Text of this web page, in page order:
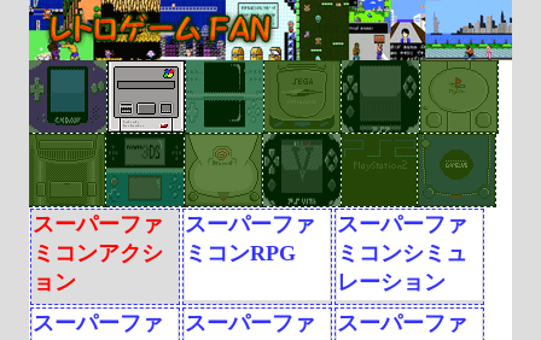
スーパーファ
ミコンアクシ
ョン
スーパーファ
ミコンRPG
スーパーファ
ミコンシミュ
レーション
スーパーファ
スーパーファ
スーパーファ